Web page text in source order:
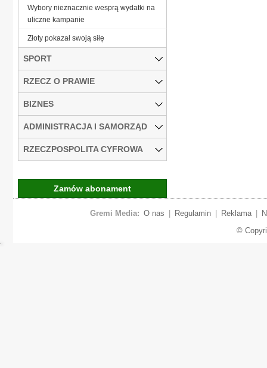
Wybory nieznacznie wesprą wydatki na
uliczne kampanie
Złoty pokazał swoją siłę
SPORT
RZECZ O PRAWIE
BIZNES
ADMINISTRACJA I SAMORZĄD
RZECZPOSPOLITA CYFROWA
Zamów abonament
Gremi Media: O nas Regulamin Reklama
©